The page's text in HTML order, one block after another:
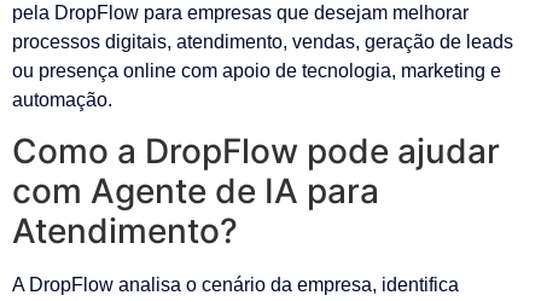
pela DropFlow para empresas que desejam melhorar
processos digitais, atendimento, vendas, geração de leads
ou presença online com apoio de tecnologia, marketing e
automação.
Como a DropFlow pode ajudar
com Agente de IA para
Atendimento?
A DropFlow analisa o cenário da empresa, identifica